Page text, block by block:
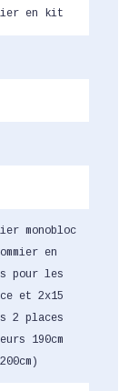
en kit
monobloc
en
pour les
et 2x15
2 places
190cm